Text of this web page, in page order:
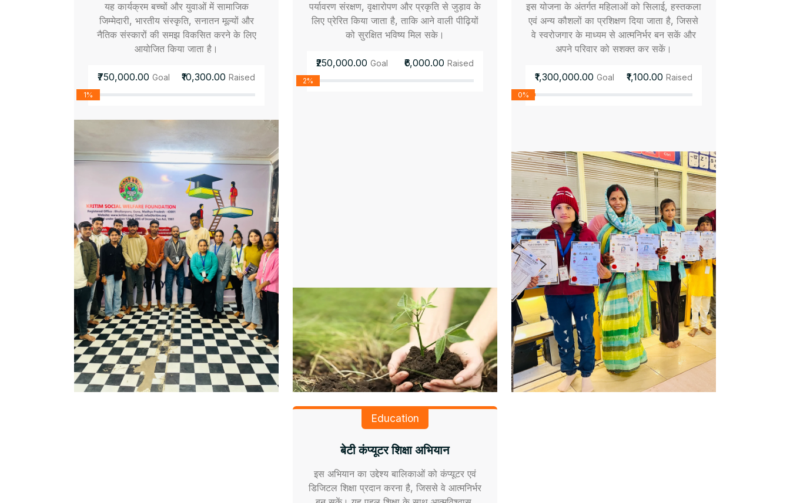
यह कार्यक्रम बच्चों और युवाओं में सामाजिक
जिम्मेदारी, भारतीय संस्कृति, सनातन मूल्यों और
नैतिक संस्कारों की समझ विकसित करने के लिए
आयोजित किया जाता है।
₹750,000.00Goal ₹10,300.00 Raised
1%
पर्यावरण संरक्षण, वृक्षारोपण और प्रकृति से जुड़ाव के
लिए प्रेरित किया जाता है, ताकि आने वाली पीढ़ियों
को सुरक्षित भविष्य मिल सके।
₹250,000.00 Goal ₹6,000.00 Raised
2%
इस योजना के अंतर्गत महिलाओं को सिलाई, हस्तकला
एवं अन्य कौशलों का प्रशिक्षण दिया जाता है, जिससे
वे स्वरोजगार के माध्यम से आत्मनिर्भर बन सकें और
अपने परिवार को सशक्त कर सकें।
₹1,300,000.00 Goal ₹1,100.00 Raised
0%
Education
बेटी कंप्यूटर शिक्षा अभियान
इस अभियान का उद्देश्य बालिकाओं को कंप्यूटर एवं
डिजिटल शिक्षा प्रदान करना है, जिससे वे आत्मनिर्भर